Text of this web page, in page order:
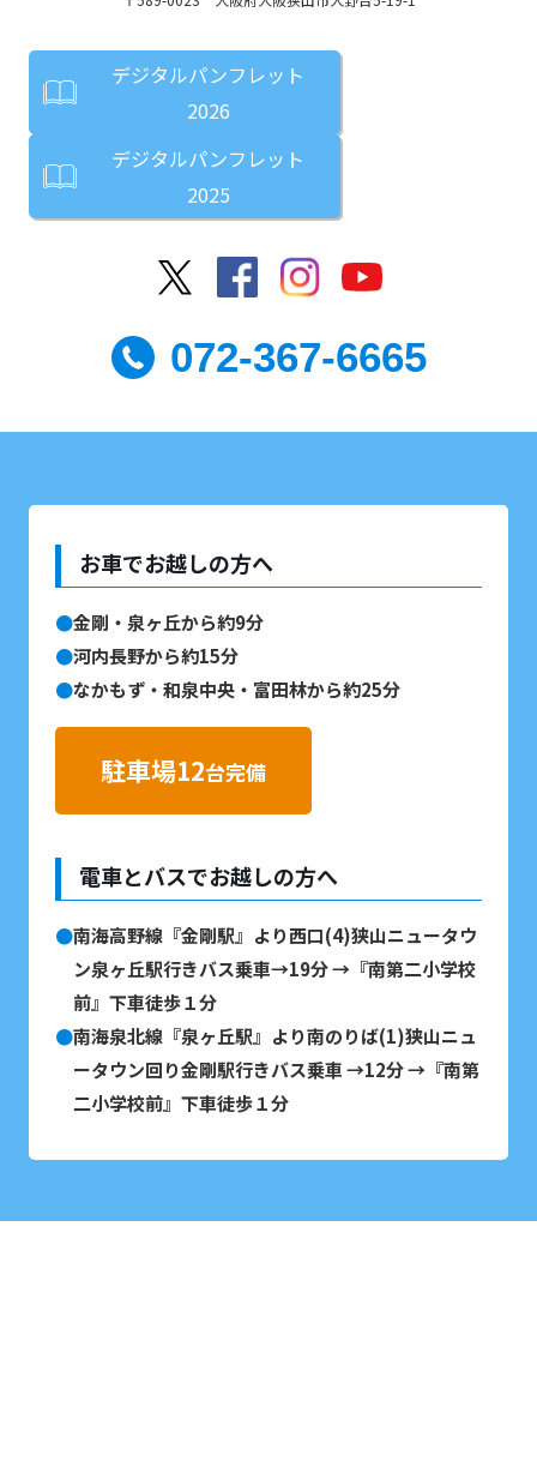
デジタルパンフレット
2026
デジタルパンフレット
2025
072-367-6665
お車でお越しの方へ
金剛・泉ヶ丘から約9分
河内長野から約15分
なかもず・和泉中央・富田林から約25分
駐車場12台完備
電車とバスでお越しの方へ
南海高野線『金剛駅』より西口(4)狭山ニュータウ
ン泉ヶ丘駅行きバス乗車→19分 →『南第二小学校
前』下車徒歩１分
南海泉北線『泉ヶ丘駅』より南のりば(1)狭山ニュ
ータウン回り金剛駅行きバス乗車 →12分 →『南第
二小学校前』下車徒歩１分